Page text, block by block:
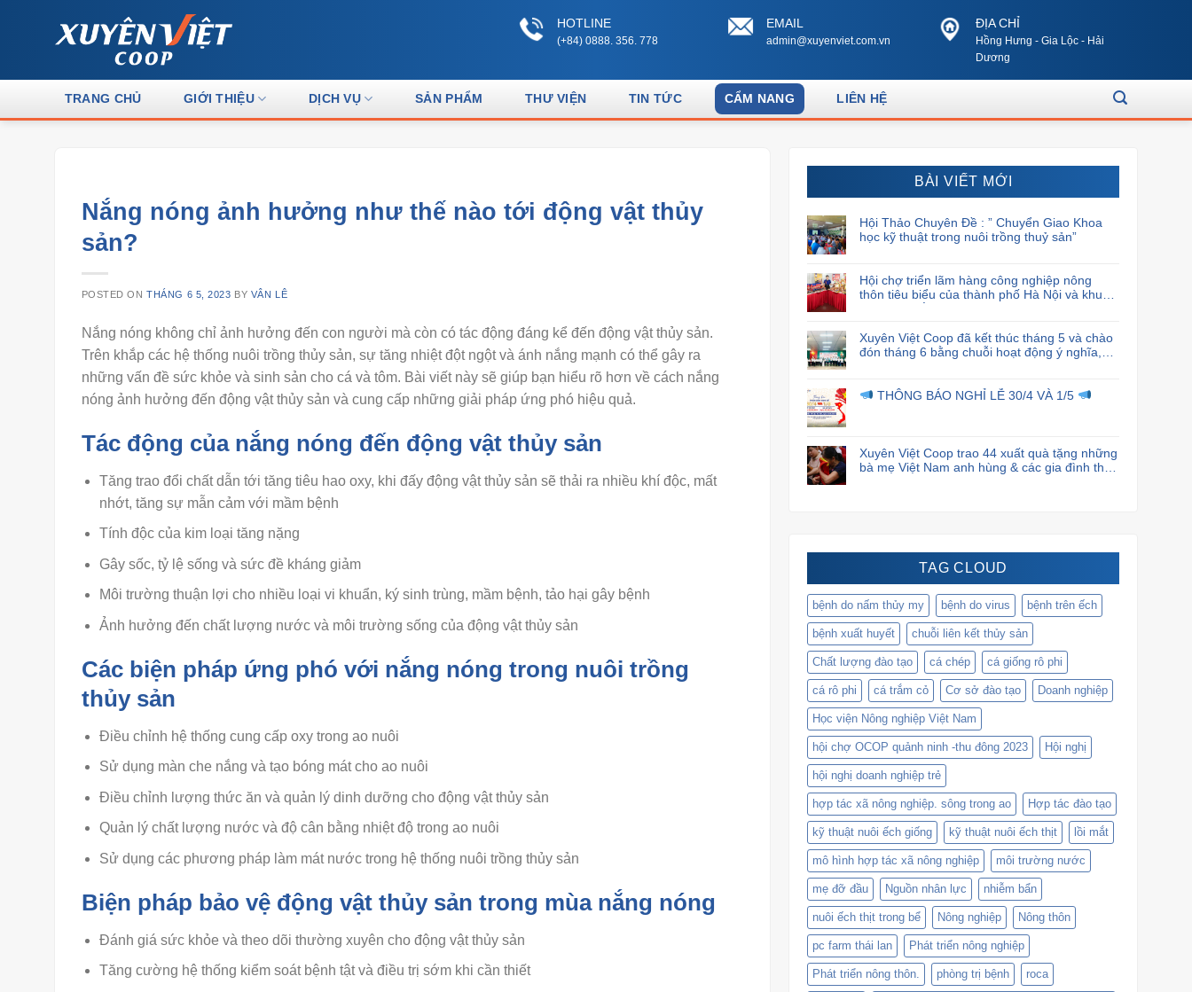
HOTLINE
(+84) 0888. 356. 778
EMAIL
admin@xuyenviet.com.vn
ĐỊA CHỈ
Hồng Hưng - Gia Lộc - Hải
Dương
TRANG CHỦ GIỚI THIỆU DỊCH VỤ SẢN PHẨM THƯ VIỆN TIN TỨC CẨM NANG LIÊN HỆ
Nắng nóng ảnh hưởng như thế nào tới động vật thủy
sản?
POSTED ONTHÁNG 6 5, 2023 BY VÂN LÊ
Nắng nóng không chỉ ảnh hưởng đến con người mà còn có tác động đáng kể đến động vật thủy sản.
Trên khắp các hệ thống nuôi trồng thủy sản, sự tăng nhiệt đột ngột và ánh nắng mạnh có thể gây ra
những vấn đề sức khỏe và sinh sản cho cá và tôm. Bài viết này sẽ giúp bạn hiểu rõ hơn về cách nắng
nóng ảnh hưởng đến động vật thủy sản và cung cấp những giải pháp ứng phó hiệu quả.
Tác động của nắng nóng đến động vật thủy sản
Tăng trao đổi chất dẫn tới tăng tiêu hao oxy, khi đấy động vật thủy sản sẽ thải ra nhiều khí độc, mất
nhớt, tăng sự mẫn cảm với mầm bệnh
Tính độc của kim loại tăng nặng
Gây sốc, tỷ lệ sống và sức đề kháng giảm
Môi trường thuận lợi cho nhiều loại vi khuẩn, ký sinh trùng, mầm bệnh, tảo hại gây bệnh
Ảnh hưởng đến chất lượng nước và môi trường sống của động vật thủy sản
Các biện pháp ứng phó với nắng nóng trong nuôi trồng
thủy sản
Điều chỉnh hệ thống cung cấp oxy trong ao nuôi
Sử dụng màn che nắng và tạo bóng mát cho ao nuôi
Điều chỉnh lượng thức ăn và quản lý dinh dưỡng cho động vật thủy sản
Quản lý chất lượng nước và độ cân bằng nhiệt độ trong ao nuôi
Sử dụng các phương pháp làm mát nước trong hệ thống nuôi trồng thủy sản
Biện pháp bảo vệ động vật thủy sản trong mùa nắng nóng
Đánh giá sức khỏe và theo dõi thường xuyên cho động vật thủy sản
Tăng cường hệ thống kiểm soát bệnh tật và điều trị sớm khi cần thiết
BÀI VIẾT MỚI
Hội Thảo Chuyên Đề : ” Chuyển Giao Khoa
học kỹ thuật trong nuôi trồng thuỷ sản”
Hội chợ triển lãm hàng công nghiệp nông
thôn tiêu biểu của thành phố Hà Nội và khu
Xuyên Việt Coop đã kết thúc tháng 5 và chào
đón tháng 6 bằng chuỗi hoạt động ý nghĩa,
THÔNG BÁO NGHỈ LỄ 30/4 VÀ 1/5
Xuyên Việt Coop trao 44 xuất quà tặng những
bà mẹ Việt Nam anh hùng & các gia đình thân
TAG CLOUD
bệnh do nấm thủy my bệnh do virus bệnh trên ếch
bệnh xuất huyết chuỗi liên kết thủy sản
Chất lượng đào tạo cá chép cá giống rô phi
cá rô phi cá trắm cỏ Cơ sở đào tạo Doanh nghiệp
Học viện Nông nghiệp Việt Nam
hội chợ OCOP quảnh ninh -thu đông 2023 Hội nghị
hội nghị doanh nghiệp trẻ
hợp tác xã nông nghiệp. sông trong ao Hợp tác đào tạo
kỹ thuật nuôi ếch giống kỹ thuật nuôi ếch thịt lồi mắt
mô hình hợp tác xã nông nghiệp môi trường nước
mẹ đỡ đầu Nguồn nhân lực nhiễm bẩn
nuôi ếch thịt trong bể Nông nghiệp Nông thôn
pc farm thái lan Phát triển nông nghiệp
Phát triển nông thôn. phòng trị bệnh roca